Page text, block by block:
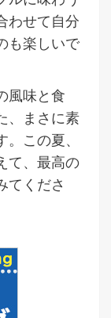
わせて自分
も楽しいで
風味と食
、まさに素
この夏、
て、最高の
てくださ